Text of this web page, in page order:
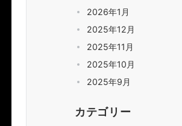
2026年1月
2025年12月
2025年11月
2025年10月
2025年9月
カテゴリー